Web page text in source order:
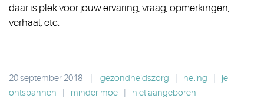
daar is plek voor jouw ervaring, vraag, opmerkingen,
verhaal, etc.
20 september 2018 gezondheidszorg heling
je
ontspannen
minder moe
niet aangeboren